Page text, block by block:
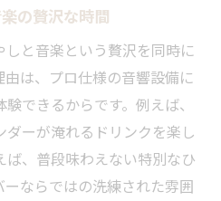
の贅沢な時間
と音楽という贅沢を同時に
は、プロ仕様の音響設備に
できるからです。例えば、
ーが淹れるドリンクを楽し
、普段味わえない特別なひ
ならではの洗練された雰囲